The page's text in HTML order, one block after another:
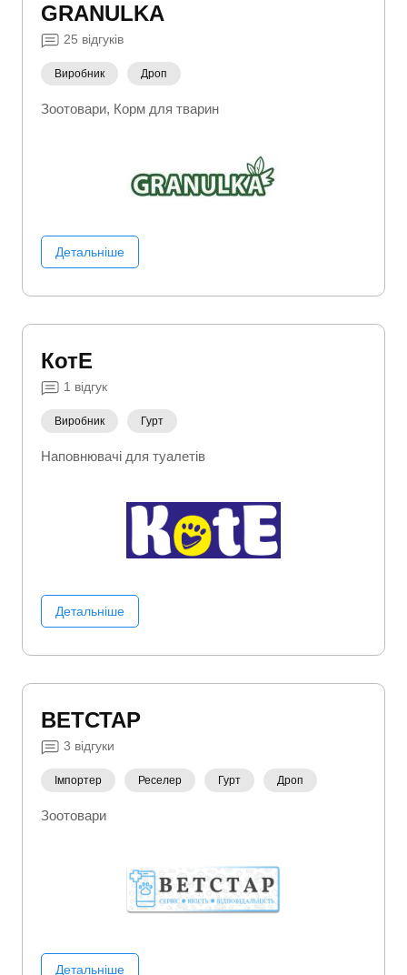
GRANULKA
25 відгуків
Виробник Дроп
Зоотовари Корм для тварин
Детальніше
КотЕ
1 відгук
Виробник Гурт
Наповнювачі для туалетів
Детальніше
ВЕТСТАР
3 відгуки
Імпортер Реселер Гурт Дроп
Зоотовари
Детальніше